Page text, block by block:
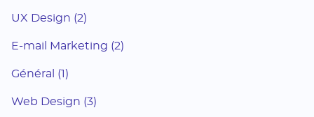
UX Design (2)
E-mail Marketing (2)
Général (1)
Web Design (3)